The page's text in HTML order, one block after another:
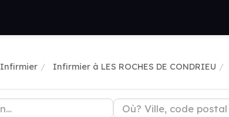
Infirmier Infirmier à LES ROCHES DE CONDRIEU